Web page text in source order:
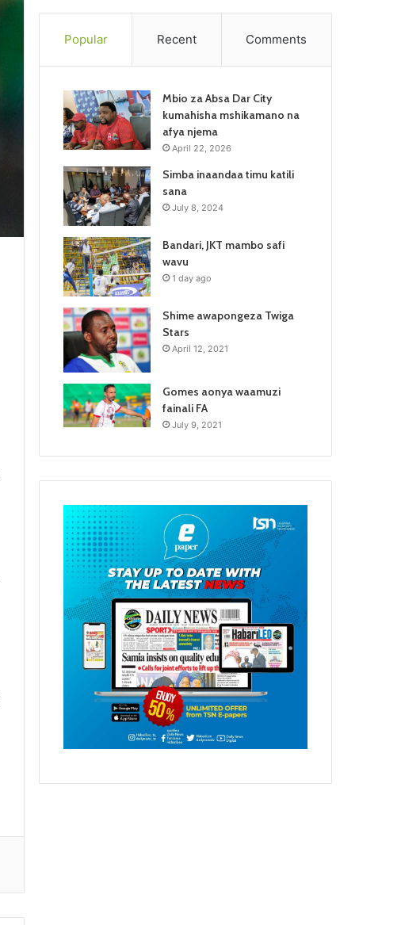
Popular Recent Comments
Mbio za Absa Dar City
kumahisha mshikamano na
afya njema
April 22, 2026
Simba inaandaa timu katili
sana
July 8, 2024
Bandari, JKT mambo safi
wavu
1 day ago
Shime awapongeza Twiga
Stars
April 12, 2021
Gomes aonya waamuzi
fainali FA
July 9, 2021